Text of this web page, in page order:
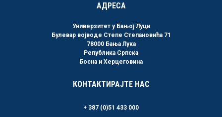
АДРЕСА
Универзитет у Бањој Луци
Булевар војводе Степе Степановића 71
78000 Бања Лука
Република Српска
Босна и Херцеговина
КОНТАКТИРАЈТЕ НАС
+ 387 (0)51 433 000